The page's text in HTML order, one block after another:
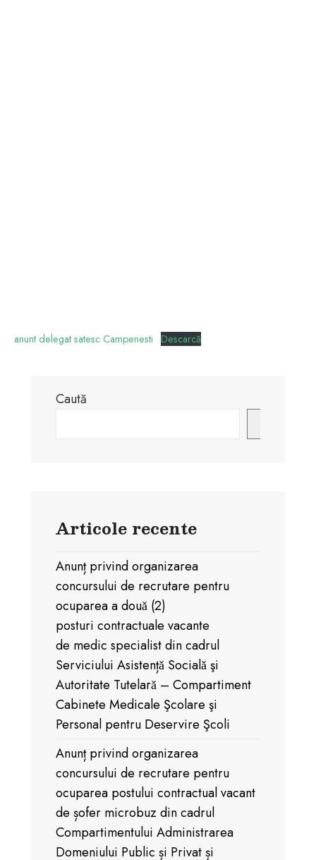
anunt delegat satesc Campenesti Descarcă
Caută
Articole recente
Anunț privind organizarea
concursului de recrutare pentru
ocuparea a douǎ (2)
posturi contractuale vacante
de medic specialist din cadrul
Serviciului Asistențǎ Socialǎ şi
Autoritate Tutelarǎ – Compartiment
Cabinete Medicale Şcolare şi
Personal pentru Deservire Şcoli
Anunț privind organizarea
concursului de recrutare pentru
ocuparea postului contractual vacant
de șofer microbuz din cadrul
Compartimentului Administrarea
Domeniului Public și Privat și